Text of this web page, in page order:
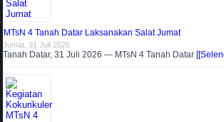
MTsN 4 Tanah Datar Laksanakan Salat Jumat
Jumat, 31 Juli 2026
Tanah Datar, 31 Juli 2026 — MTsN 4 Tanah Datar